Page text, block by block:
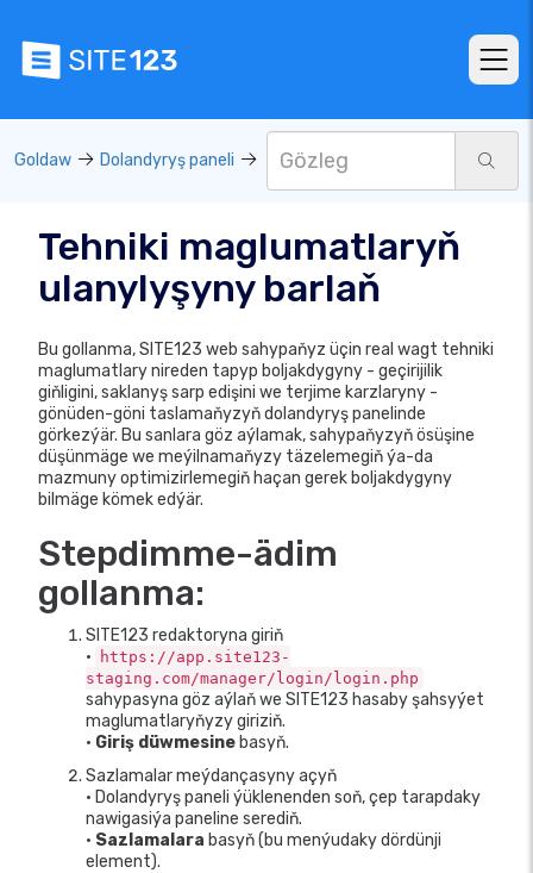
Goldaw Dolandyryş paneli
Tehniki maglumatlaryň
ulanylyşyny barlaň
Bu gollanma, SITE123 web sahypaňyz üçin real wagt tehniki
maglumatlary nireden tapyp boljakdygyny - geçirijilik
giňligini, saklanyş sarp edişini we terjime karzlaryny -
gönüden-göni taslamaňyzyň dolandyryş panelinde
görkezýär. Bu sanlara göz aýlamak, sahypaňyzyň ösüşine
düşünmäge we meýilnamaňyzy täzelemegiň ýa-da
mazmuny optimizirlemegiň haçan gerek boljakdygyny
bilmäge kömek edýär.
Stepdimme-ädim
gollanma:
SITE123 redaktoryna giriň
•
https://app.site123-
staging.com/manager/login/login.php
sahypasyna göz aýlaň we SITE123 hasaby şahsyýet
maglumatlaryňyzy giriziň.
• Giriş düwmesine basyň.
Sazlamalar meýdançasyny açyň
• Dolandyryş paneli ýüklenenden soň, çep tarapdaky
nawigasiýa paneline serediň.
• Sazlamalara basyň (bu menýudaky dördünji
element).